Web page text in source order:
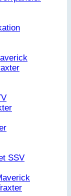
SSV